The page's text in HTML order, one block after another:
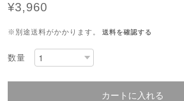
¥3,960
※別途送料がかかります。 送料を確認する
数量
カートに入れる